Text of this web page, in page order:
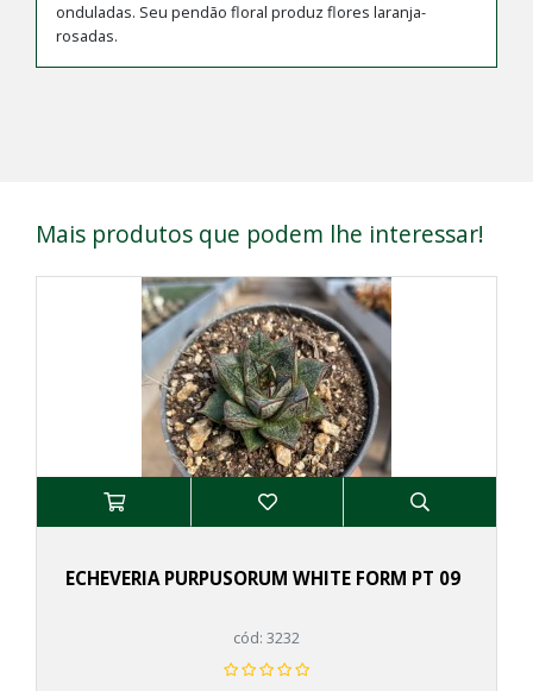
onduladas. Seu pendão floral produz flores laranja-
rosadas.
Mais produtos que podem lhe interessar!
ECHEVERIA PURPUSORUM WHITE FORM PT 09
cód: 3232